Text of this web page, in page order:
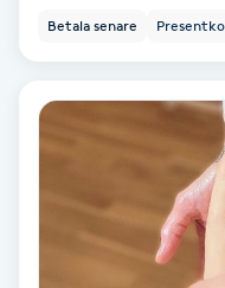
Nagelförlängning gelé
Nagelförlängning
Nagelförlängning silke
Nagelförstärkning
Betala senare